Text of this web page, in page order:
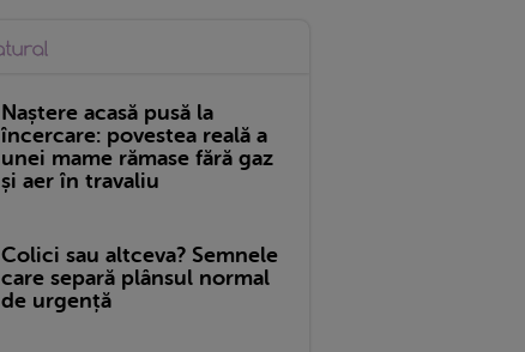
Naștere acasă pusă la
încercare: povestea reală a
unei mame rămase fără gaz
și aer în travaliu
Colici sau altceva? Semnele
care separă plânsul normal
de urgență